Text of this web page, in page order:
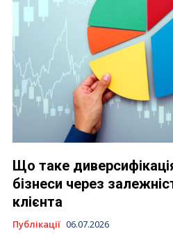
Що таке
бізнеси через
клієнта
Публікації 06.07.2026